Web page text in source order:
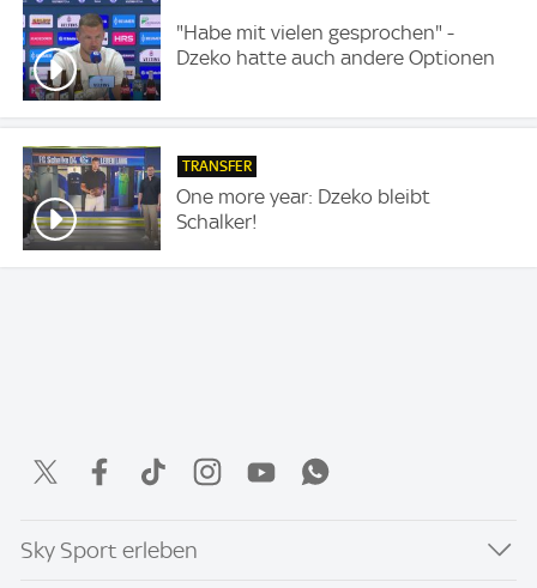
"Habe mit vielen gesprochen" -
Dzeko hatte auch andere Optionen
TRANSFER
One more year: Dzeko bleibt
Schalker!
Sky Sport erleben